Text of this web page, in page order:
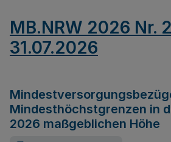
MB.NRW 2026 Nr.
31.07.2026
Mindesthöchstgrenzen in
2026 maßgeblichen Höhe